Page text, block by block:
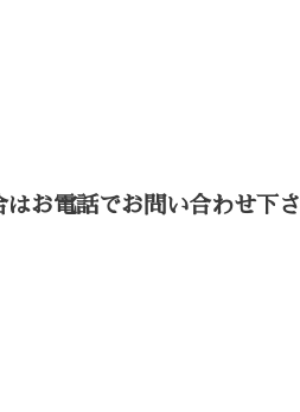
お電話でお問い合わせ下さ